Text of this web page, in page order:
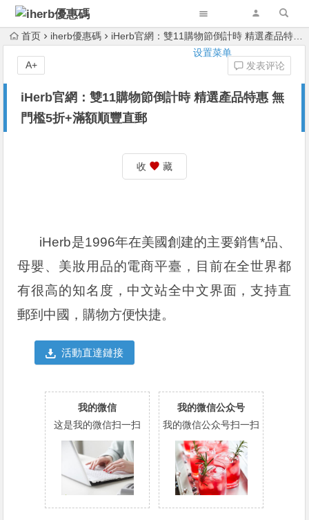
设置菜单
首页 iherb優惠碼 iHerb官網：雙11購物節倒計時 精選產品特惠 無門檻5折+滿額順豐直郵
iHerb官網：雙11購物節倒計時 精選產品特惠 無
門檻5折+滿額順豐直郵
发表评论
A+
收 藏
iHerb是1996年在美國創建的主要銷售*品、
母嬰、美妝用品的電商平臺，目前在全世界都
有很高的知名度，中文站全中文界面，支持直
郵到中國，購物方便快捷。
活動直達鏈接
我的微信
这是我的微信扫一扫
我的微信公众号
我的微信公众号扫一扫